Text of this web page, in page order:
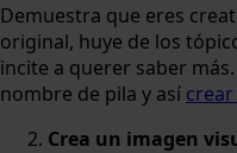
Demuestra que eres
original, huye de los
incite a querer saber
nombre de pila y así
Crea un imagen